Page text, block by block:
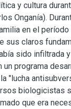
y cultura
Onganía).
en el
sus claros
sido infiltrada
programa
"lucha
biologicistas
que era